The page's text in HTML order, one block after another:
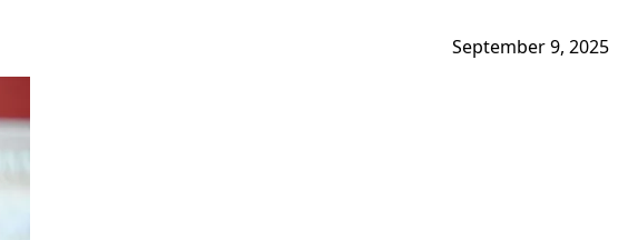
September 9, 2025